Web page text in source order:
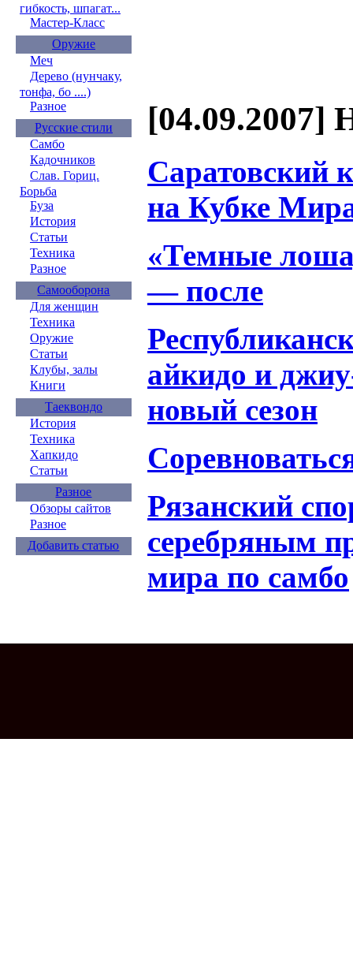
гибкость, шпагат...
Мастер-Класс
Оружие
Меч
Дерево (нунчаку,
тонфа, бо ....)
Разное
Русские стили
Самбо
Кадочников
Слав. Гориц.
Борьба
Буза
История
Статьи
Техника
Разное
Самооборона
Для женщин
Техника
Оружие
Статьи
Клубы, залы
Книги
Таеквондо
История
Техника
Хапкидо
Статьи
Разное
Обзоры сайтов
Разное
Добавить статью
[04.09.2007]
Саратовский
на Кубке
«Темные
— после
айкидо и
новый сезон
Рязанский
серебряным
мира по самбо